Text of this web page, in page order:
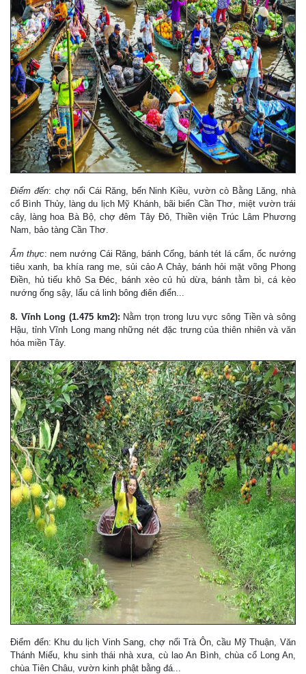
Điểm đến: chợ nổi Cái Răng, bến Ninh Kiều, vườn cò Bằng Lăng, nhà
cổ Bình Thủy, làng du lịch Mỹ Khánh, bãi biển Cần Thơ, miệt vườn trái
cây, làng hoa Bà Bộ, chợ đêm Tây Đô, Thiền viện Trúc Lâm Phương
Nam, bảo tàng Cần Thơ.
Ẩm thực: nem nướng Cái Răng, bánh Cống, bánh tét lá cẩm, ốc nướng
tiêu xanh, ba khía rang me, sủi cảo A Chảy, bánh hỏi mặt võng Phong
Điền, hủ tiếu khô Sa Đéc, bánh xèo củ hủ dừa, bánh tằm bì, cá kèo
nướng ống sậy, lẩu cá linh bông điên điển...
8. Vĩnh Long (1.475 km2): Nằm trọn trong lưu vực sông Tiền và sông
Hậu, tỉnh Vĩnh Long mang những nét đặc trưng của thiên nhiên và văn
hóa miền Tây.
Điểm đến: Khu du lịch Vinh Sang, chợ nổi Trà Ôn, cầu Mỹ Thuận, Văn
Thánh Miếu, khu sinh thái nhà xưa, cù lao An Bình, chùa cổ Long An,
chùa Tiên Châu, vườn kinh phật bằng đá...